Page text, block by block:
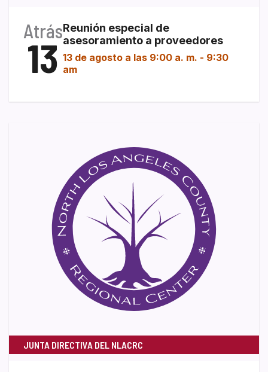
Atrás
13
Reunión especial de
asesoramiento a proveedores
13 de agosto a las 9:00 a. m. - 9:30
am
JUNTA DIRECTIVA DEL NLACRC